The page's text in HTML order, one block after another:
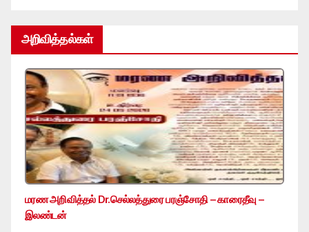
அறிவித்தல்கள்
மரண அறிவித்தல் Dr.செல்லத்துரை பரஞ்சோதி – காரைதீவு –
இலண்டன்